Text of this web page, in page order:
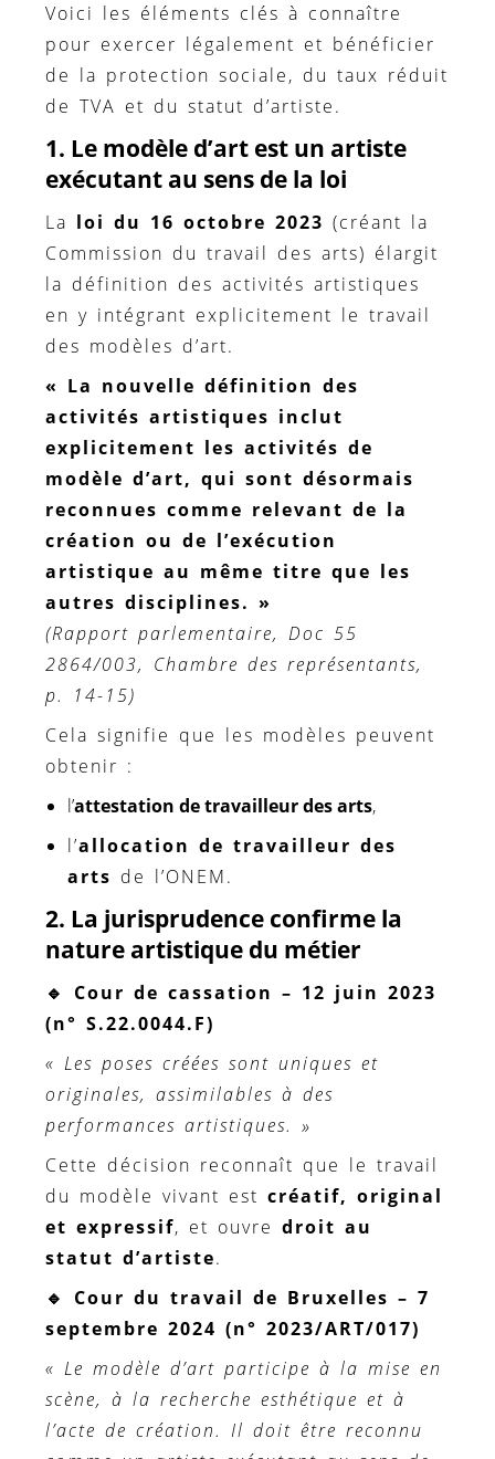
Voici les éléments clés à connaître
pour exercer légalement et bénéficier
de la protection sociale, du taux réduit
de TVA et du statut d’artiste.
1. Le modèle d’art est un artiste
exécutant au sens de la loi
La loi du 16 octobre 2023 (créant la
Commission du travail des arts) élargit
la définition des activités artistiques
en y intégrant explicitement le travail
des modèles d’art.
« La nouvelle définition des
activités artistiques inclut
explicitement les activités de
modèle d’art, qui sont désormais
reconnues comme relevant de la
création ou de l’exécution
artistique au même titre que les
autres disciplines. »
(Rapport parlementaire, Doc 55
2864/003, Chambre des représentants,
p. 14-15)
Cela signifie que les modèles peuvent
obtenir :
l’attestation de travailleur des arts,
l’allocation de travailleur des
arts de l’ONEM.
2. La jurisprudence confirme la
nature artistique du métier
🔹
Cour de cassation – 12 juin 2023
(n° S.22.0044.F)
« Les poses créées sont uniques et
originales, assimilables à des
performances artistiques. »
Cette décision reconnaît que le travail
du modèle vivant estcréatif, original
et expressif, et ouvredroit au
statut d’artiste.
🔹
Cour du travail de Bruxelles – 7
septembre 2024 (n° 2023/ART/017)
« Le modèle d’art participe à la mise en
scène, à la recherche esthétique et à
l’acte de création. Il doit être reconnu